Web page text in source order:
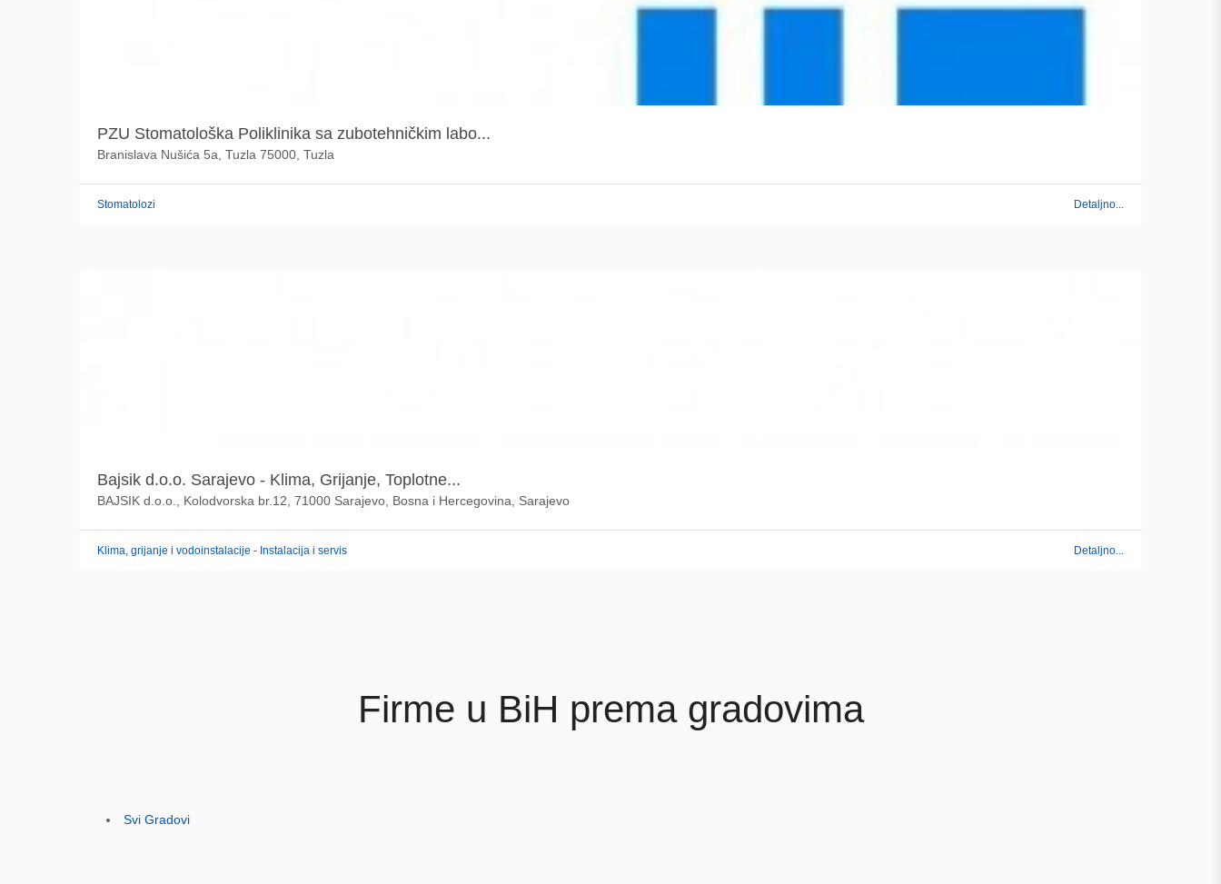
PZU Stomatološka Poliklinika sa zubotehničkim labo...
Branislava Nušića 5a, Tuzla 75000, Tuzla
Stomatolozi Detaljno...
Bajsik d.o.o. Sarajevo - Klima, Grijanje, Toplotne...
BAJSIK d.o.o., Kolodvorska br.12, 71000 Sarajevo, Bosna i Hercegovina, Sarajevo
Klima, grijanje i vodoinstalacije - Instalacija i servis Detaljno...
Firme u BiH prema gradovima
Svi Gradovi